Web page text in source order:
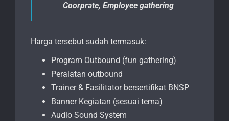
Coorprate, Employee gathering
Harga tersebut sudah termasuk:
Program Outbound (fun gathering)
Peralatan outbound
Trainer & Fasilitator bersertifikat BNSP
Banner Kegiatan (sesuai tema)
Audio Sound System